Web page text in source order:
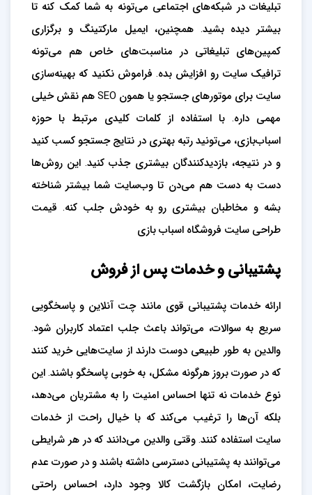
تبلیغات در شبکه‌های اجتماعی می‌تونه به شما کمک کنه تا
بیشتر دیده بشید. همچنین، ایمیل مارکتینگ و برگزاری
کمپین‌های تبلیغاتی در مناسبت‌های خاص هم می‌تونه
ترافیک سایت رو افزایش بده. فراموش نکنید که بهینه‌سازی
سایت برای موتورهای جستجو یا همون SEO هم نقش خیلی
مهمی داره. با استفاده از کلمات کلیدی مرتبط با حوزه
اسباب‌بازی، می‌تونید رتبه بهتری در نتایج جستجو کسب کنید
و در نتیجه، بازدیدکنندگان بیشتری جذب کنید. این روش‌ها
دست به دست هم می‌دن تا وب‌سایت شما بیشتر شناخته
بشه و مخاطبان بیشتری رو به خودش جلب کنه. قیمت
طراحی سایت فروشگاه اسباب بازی
پشتیبانی و خدمات پس از فروش
ارائه خدمات پشتیبانی قوی مانند چت آنلاین و پاسخگویی
سریع به سوالات، می‌تواند باعث جلب اعتماد کاربران شود.
والدین به طور طبیعی دوست دارند از سایت‌هایی خرید کنند
که در صورت بروز هرگونه مشکل، به خوبی پاسخگو باشند. این
نوع خدمات نه تنها احساس امنیت را به مشتریان می‌دهد،
بلکه آن‌ها را ترغیب می‌کند که با خیال راحت از خدمات
سایت استفاده کنند. وقتی والدین می‌دانند که در هر شرایطی
می‌توانند به پشتیبانی دسترسی داشته باشند و در صورت عدم
رضایت، امکان بازگشت کالا وجود دارد، احساس راحتی